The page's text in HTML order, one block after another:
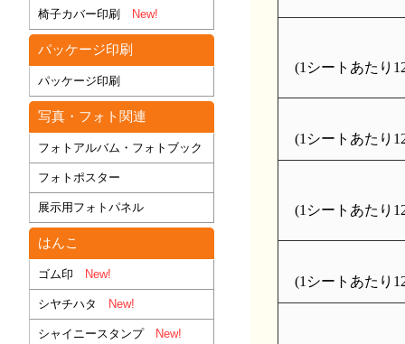
(1シートあたり
(1シートあたり
(1シートあたり
(1シートあたり
椅子カバー印刷 New!
パッケージ印刷
パッケージ印刷
写真・フォト関連
フォトアルバム・フォトブック
フォトポスター
展示用フォトパネル
はんこ
ゴム印 New!
シヤチハタ New!
シャイニースタンプNew!